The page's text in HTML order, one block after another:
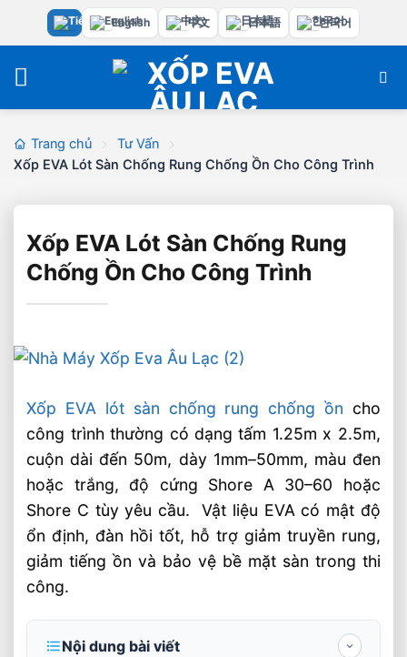
dung
English 中文 日本語 한국어
Trang chủ
Tư Vấn
Xốp EVA Lót Sàn Chống Rung Chống Ồn Cho Công Trình
Xốp EVA Lót Sàn Chống Rung
Chống Ồn Cho Công Trình
Xốp EVA lót sàn chống rung chống ồn cho
công trình thường có dạng tấm 1.25m x 2.5m,
cuộn dài đến 50m, dày 1mm–50mm, màu đen
hoặc trắng, độ cứng Shore A 30–60 hoặc
Shore C tùy yêu cầu. Vật liệu EVA có mật độ
ổn định, đàn hồi tốt, hỗ trợ giảm truyền rung,
giảm tiếng ồn và bảo vệ bề mặt sàn trong thi
công.
Nội dung bài viết